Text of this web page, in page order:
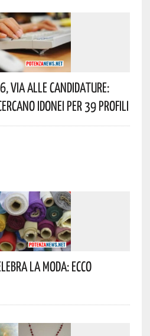
Via Alle Candidature:
Idonei Per 39 Profili
La Moda: Ecco